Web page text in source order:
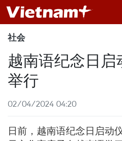
社会
越南语纪念日启
举行
02/04/2024 04:20
日前，越南语纪念日启动